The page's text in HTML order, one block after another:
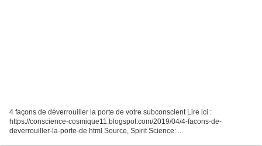
4 façons de déverrouiller la porte de votre subconscient Lire ici :
https://conscience-cosmique11.blogspot.com/2019/04/4-facons-de-
deverrouiller-la-porte-de.html Source, Spirit Science: ...